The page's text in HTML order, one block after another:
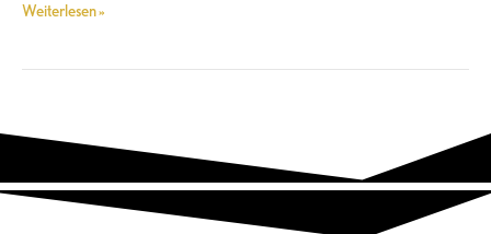
Weiterlesen »